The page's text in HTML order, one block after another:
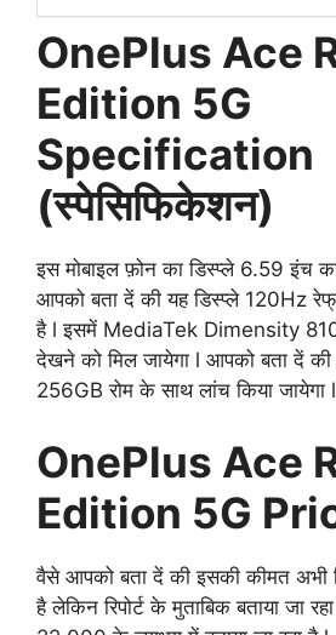
OnePlus Ace
Edition 5G
Specification
(स्पेसिफिकेशन)
इस मोबाइल फ़ोन का डिस्प्ले 6.59 इंच
आपको बता दें की यह डिस्प्ले 120Hz
है l इसमें MediaTek Dimensity
देखने को मिल जायेगा l आपको बता दें
256GB रोम के साथ लांच किया जायेगा l
OnePlus Ace
Edition 5G
वैसे आपको बता दें की इसकी कीमत अभी
है लेकिन रिपोर्ट के मुताबिक बताया जा